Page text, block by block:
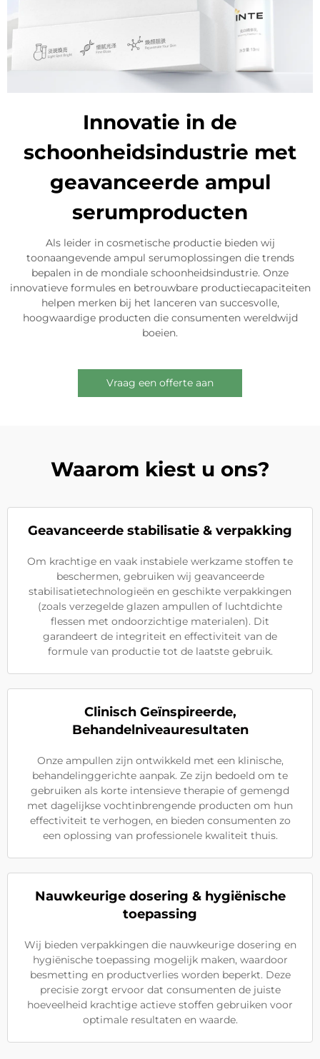
Innovatie in de
schoonheidsindustrie met
geavanceerde ampul
serumproducten
Als leider in cosmetische productie bieden wij
toonaangevende ampul serumoplossingen die trends
bepalen in de mondiale schoonheidsindustrie. Onze
innovatieve formules en betrouwbare productiecapaciteiten
helpen merken bij het lanceren van succesvolle,
hoogwaardige producten die consumenten wereldwijd
boeien.
Vraag een offerte aan
Waarom kiest u ons?
Geavanceerde stabilisatie & verpakking
Om krachtige en vaak instabiele werkzame stoffen te
beschermen, gebruiken wij geavanceerde
stabilisatietechnologieën en geschikte verpakkingen
(zoals verzegelde glazen ampullen of luchtdichte
flessen met ondoorzichtige materialen). Dit
garandeert de integriteit en effectiviteit van de
formule van productie tot de laatste gebruik.
Clinisch Geïnspireerde,
Behandelniveauresultaten
Onze ampullen zijn ontwikkeld met een klinische,
behandelinggerichte aanpak. Ze zijn bedoeld om te
gebruiken als korte intensieve therapie of gemengd
met dagelijkse vochtinbrengende producten om hun
effectiviteit te verhogen, en bieden consumenten zo
een oplossing van professionele kwaliteit thuis.
Nauwkeurige dosering & hygiënische
toepassing
Wij bieden verpakkingen die nauwkeurige dosering en
hygiënische toepassing mogelijk maken, waardoor
besmetting en productverlies worden beperkt. Deze
precisie zorgt ervoor dat consumenten de juiste
hoeveelheid krachtige actieve stoffen gebruiken voor
optimale resultaten en waarde.